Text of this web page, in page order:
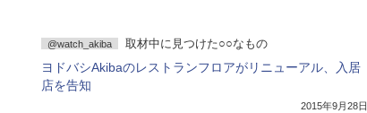
@watch_akiba 取材中に見つけた○○なもの
ヨドバシAkibaのレストランフロアがリニューアル、入居
店を告知
2015年9月28日